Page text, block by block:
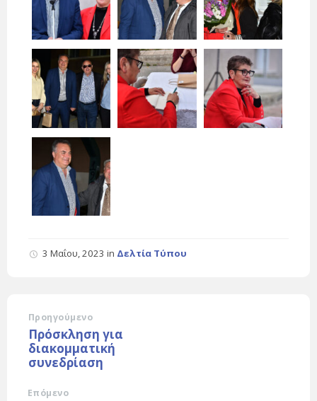
3 Μαΐου, 2023 in Δελτία Τύπου
Προηγούμενο
Πρόσκληση για
διακομματική
συνεδρίαση
Επόμενο